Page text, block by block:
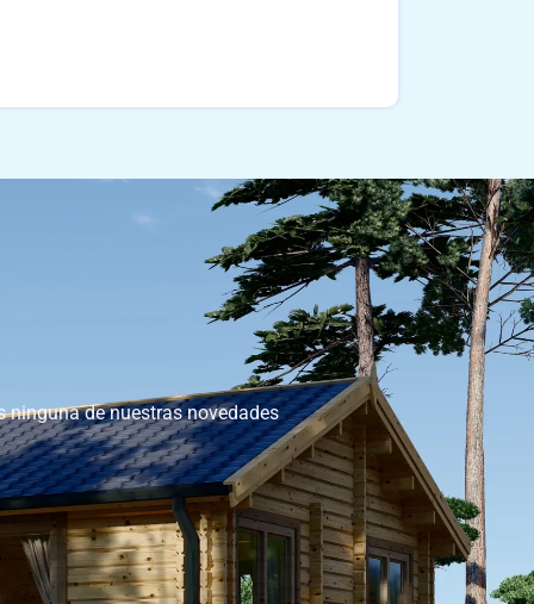
ninguna de nuestras novedades